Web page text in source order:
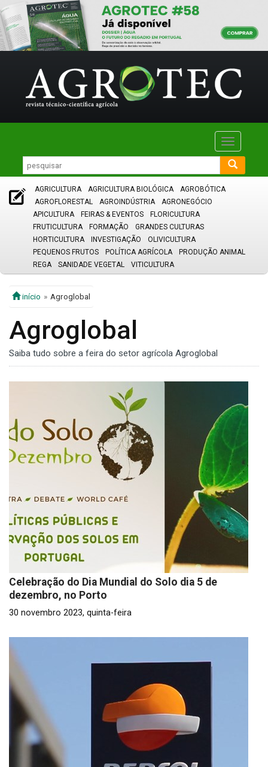
Toggle
AGRICULTURA AGRICULTURA BIOLÓGICA
AGROBÓTICA
AGROFLORESTAL
AGROINDÚSTRIA
AGRONEGÓCIO
APICULTURA
FEIRAS & EVENTOS
FLORICULTURA
FRUTICULTURA
FORMAÇÃO
GRANDES CULTURAS
HORTICULTURA
INVESTIGAÇÃO
OLIVICULTURA
PEQUENOS FRUTOS
POLÍTICA AGRÍCOLA
PRODUÇÃO ANIMAL
REGA
SANIDADE VEGETAL VITICULTURA
início Agroglobal
Agroglobal
Saiba tudo sobre a feira do setor agrícola Agroglobal
Celebração do Dia Mundial do Solo dia 5 de
dezembro, no Porto
30 novembro 2023, quinta-feira